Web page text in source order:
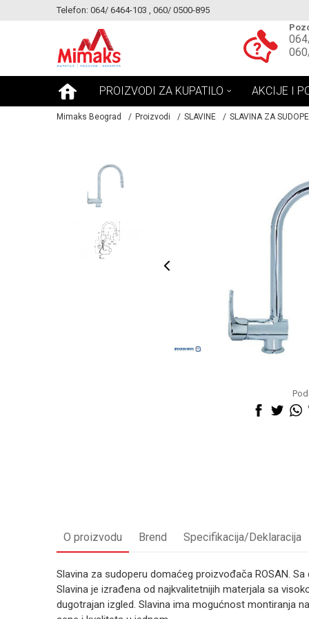
Telefon: 064/ 6464-103 , 060/ 0500-895
MOGUCNOST MONTAŽE PROIZVODA
PROIZVODI ZA KUPATILO AKCIJE I
Mimaks Beograd Proizvodi SLAVINE SLAVINA ZA
O proizvodu Brend Specifikacija/Deklaracija
Slavina za sudoperu domaćeg proizvođača ROSAN.
Slavina je izrađena od najkvalitetnijih materjala sa
dugotrajan izgled. Slavina ima mogućnost montiranja